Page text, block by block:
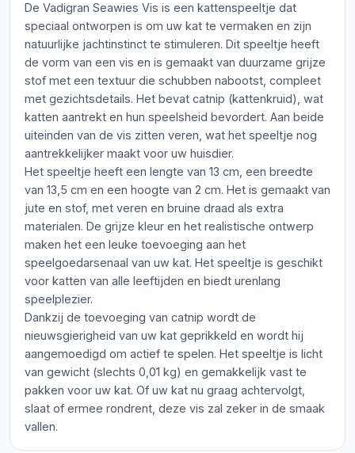
De Vadigran Seawies Vis is een kattenspeeltje dat
speciaal ontworpen is om uw kat te vermaken en zijn
natuurlijke jachtinstinct te stimuleren. Dit speeltje heeft
de vorm van een vis en is gemaakt van duurzame grijze
stof met een textuur die schubben nabootst, compleet
met gezichtsdetails. Het bevat catnip (kattenkruid), wat
katten aantrekt en hun speelsheid bevordert. Aan beide
uiteinden van de vis zitten veren, wat het speeltje nog
aantrekkelijker maakt voor uw huisdier.
Het speeltje heeft een lengte van 13 cm, een breedte
van 13,5 cm en een hoogte van 2 cm. Het is gemaakt van
jute en stof, met veren en bruine draad als extra
materialen. De grijze kleur en het realistische ontwerp
maken het een leuke toevoeging aan het
speelgoedarsenaal van uw kat. Het speeltje is geschikt
voor katten van alle leeftijden en biedt urenlang
speelplezier.
Dankzij de toevoeging van catnip wordt de
nieuwsgierigheid van uw kat geprikkeld en wordt hij
aangemoedigd om actief te spelen. Het speeltje is licht
van gewicht (slechts 0,01 kg) en gemakkelijk vast te
pakken voor uw kat. Of uw kat nu graag achtervolgt,
slaat of ermee rondrent, deze vis zal zeker in de smaak
vallen.